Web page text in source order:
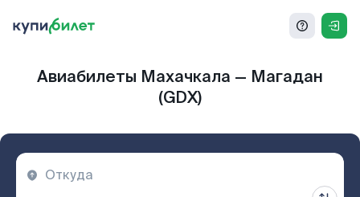
Авиабилеты Махачкала — Магадан
(GDX)